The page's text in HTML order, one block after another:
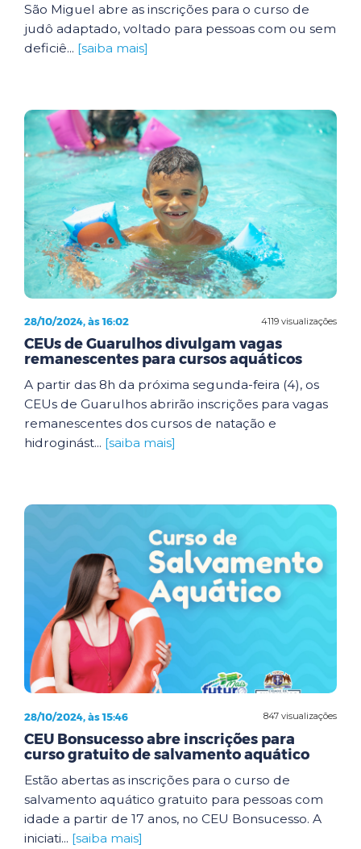
São Miguel abre as inscrições para o curso de
judô adaptado, voltado para pessoas com ou sem
deficiê... [saiba mais]
4119 visualizações
28/10/2024, às 16:02
CEUs de Guarulhos divulgam vagas
remanescentes para cursos aquáticos
A partir das 8h da próxima segunda-feira (4), os
CEUs de Guarulhos abrirão inscrições para vagas
remanescentes dos cursos de natação e
hidroginást... [saiba mais]
847 visualizações
28/10/2024, às 15:46
CEU Bonsucesso abre inscrições para
curso gratuito de salvamento aquático
Estão abertas as inscrições para o curso de
salvamento aquático gratuito para pessoas com
idade a partir de 17 anos, no CEU Bonsucesso. A
iniciati... [saiba mais]